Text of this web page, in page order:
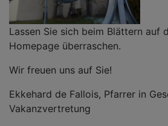
Lassen Sie sich beim Blättern auf
Homepage überraschen.
Wir freuen uns auf Sie!
Ekkehard de Fallois, Pfarrer in
Vakanzvertretung